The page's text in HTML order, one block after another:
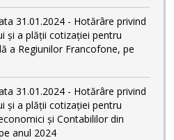
31.01.2024 - Hotărâre privind
și a plății cotizației pentru
a Regiunilor Francofone, pe
31.01.2024 - Hotărâre privind
și a plății cotizației pentru
și Contabililor din
anul 2024